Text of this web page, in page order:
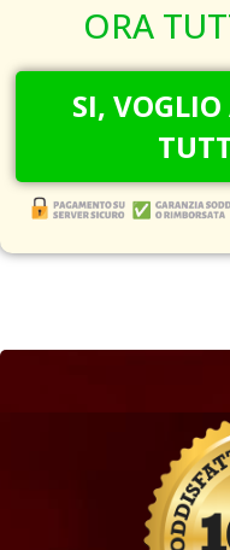
ORA
SI, VOGLIO